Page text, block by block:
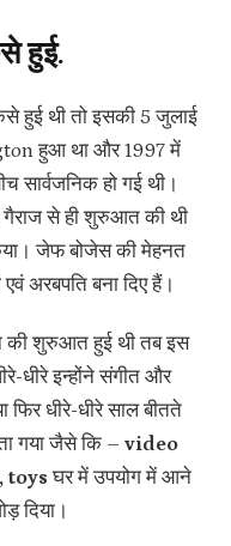
हुई.
थी तो इसकी 5 जुलाई
हुआ था और 1997 में
सार्वजनिक हो गई थी।
से ही शुरुआत की थी
जेफ बोजेस की मेहनत
अरबपति बना दिए हैं।
की शुरुआत हुई थी तब इस
धीरे इन्होंने संगीत और
फिर धीरे-धीरे साल बीतते
गया जैसे कि – video
toys घर में उपयोग में आने
दिया।